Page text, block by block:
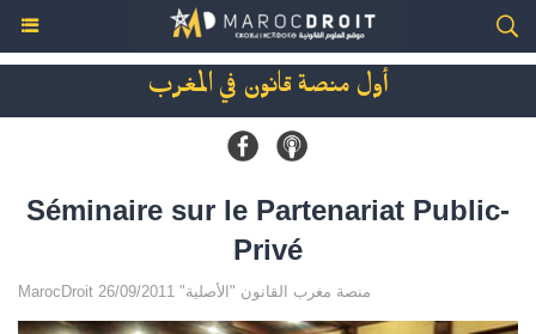
أول منصة قانون في المغرب
Séminaire sur le Partenariat Public-
Privé
MarocDroit منصة مغرب القانون "الأصلية" 26/09/2011